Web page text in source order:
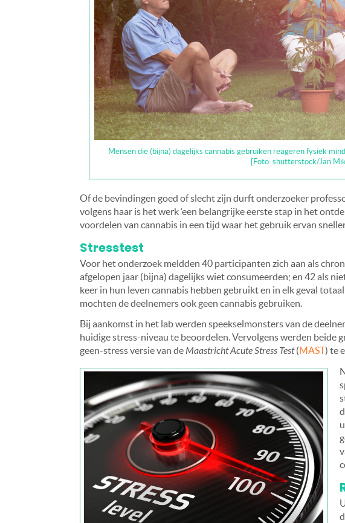
Mensen die (bijna) dagelijks cannabis gebruiken reageren fysiek
[Foto: shutterstock/Jan
Of de bevindingen goed of slecht zijn durft onderzoeker
volgens haar is het werk ‘een belangrijke eerste stap in het
voordelen van cannabis in een tijd waar het gebruik ervan
Stresstest
Voor het onderzoek meldden 40 participanten zich aan als
afgelopen jaar (bijna) dagelijks wiet consumeerden; en 42 als
keer in hun leven cannabis hebben gebruikt en in elk geval
mochten de deelnemers ook geen cannabis gebruiken.
Bij aankomst in het lab werden speekselmonsters van de
huidige stress-niveau te beoordelen. Vervolgens werden beide
geen-stress versie van de Maastricht Acute Stress Test(MAST) te